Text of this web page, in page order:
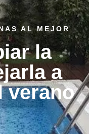
AL MEJOR
la
a
verano